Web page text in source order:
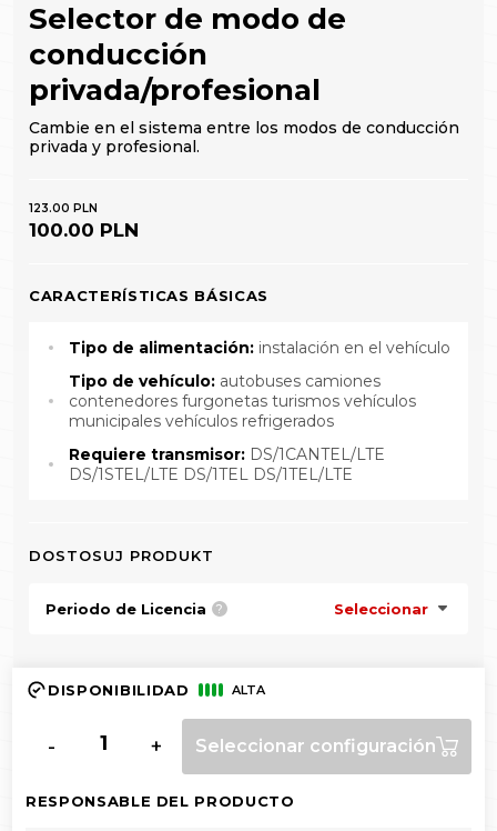
Selector de modo de
conducción
privada/profesional
Cambie en el sistema entre los modos de conducción
privada y profesional.
123.00 PLN
100.00 PLN
CARACTERÍSTICAS BÁSICAS
Tipo de alimentación: instalación en el vehículo
Tipo de vehículo: autobuses camiones
contenedores furgonetas turismos vehículos
municipales vehículos refrigerados
Requiere transmisor: DS/1CANTEL/LTE
DS/1STEL/LTE DS/1TEL DS/1TEL/LTE
DOSTOSUJ PRODUKT
Periodo de Licencia ? Seleccionar
DISPONIBILIDAD ALTA
- + Seleccionar configuración
RESPONSABLE DEL PRODUCTO